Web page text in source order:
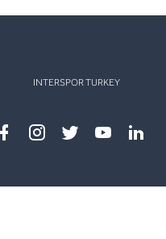
INTERSPOR TURKEY